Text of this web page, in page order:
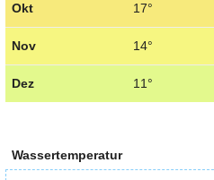
Okt 17°
Nov 14°
Dez 11°
Wassertemperatur